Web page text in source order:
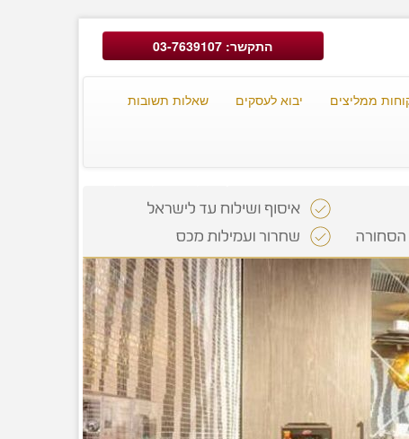
התקשר: 03-7639107
ממליצים יבוא לעסקים שאלות תשובות